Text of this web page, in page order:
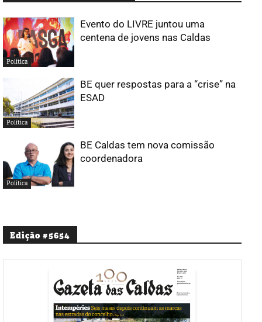
Política
Evento do LIVRE juntou uma
centena de jovens nas Caldas
Política
BE quer respostas para a “crise” na
ESAD
Política
BE Caldas tem nova comissão
coordenadora
Edição #5654